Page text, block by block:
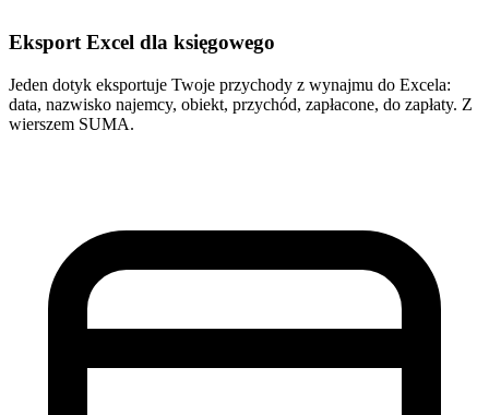
Eksport Excel dla księgowego
Jeden dotyk eksportuje Twoje przychody z wynajmu do Excela:
data, nazwisko najemcy, obiekt, przychód, zapłacone, do zapłaty. Z
wierszem SUMA.